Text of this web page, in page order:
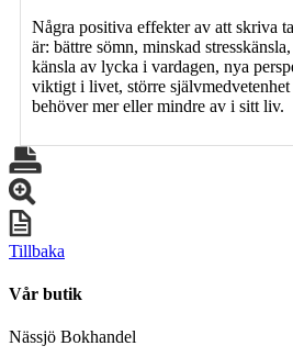
Några positiva effekter av att skriva
är: bättre sömn, minskad
känsla av lycka i vardagen, nya
viktigt i livet, större
behöver mer eller mindre av i sitt liv.
Tillbaka
Vår butik
Nässjö Bokhandel